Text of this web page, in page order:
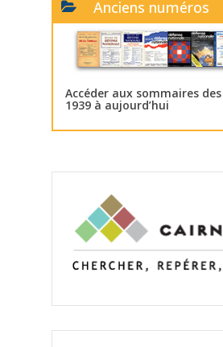
Anciens numéros
Accéder aux sommaires
1939 à aujourd’hui